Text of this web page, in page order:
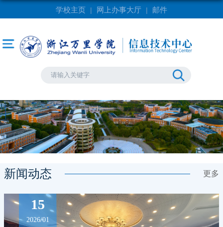
学校主页 | 网上办事大厅 | 邮件
新闻动态 更多
15
2026/01